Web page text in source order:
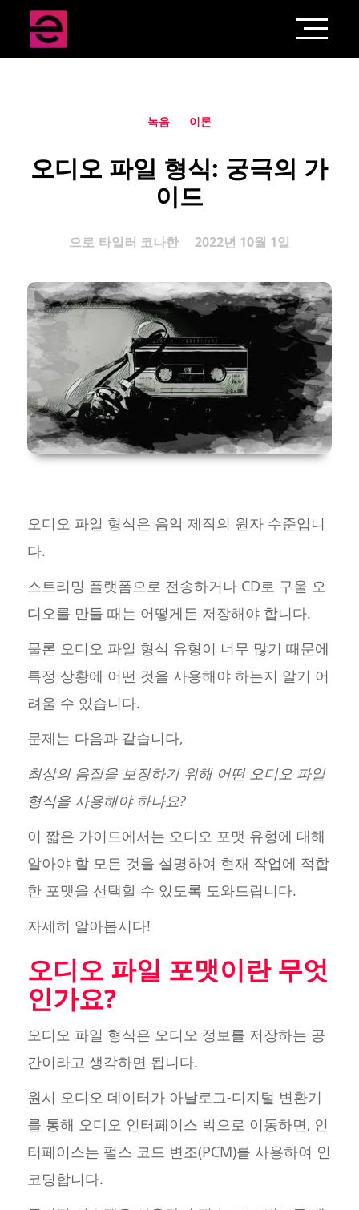
녹음 이론
오디오 파일 형식: 궁극의 가
이드
으로 타일러 코나한 2022년 10월 1일
오디오 파일 형식은 음악 제작의 원자 수준입니
다.
스트리밍 플랫폼으로 전송하거나 CD로 구울 오
디오를 만들 때는 어떻게든 저장해야 합니다.
물론 오디오 파일 형식 유형이 너무 많기 때문에
특정 상황에 어떤 것을 사용해야 하는지 알기 어
려울 수 있습니다.
문제는 다음과 같습니다,
최상의 음질을 보장하기 위해 어떤 오디오 파일
형식을 사용해야 하나요?
이 짧은 가이드에서는 오디오 포맷 유형에 대해
알아야 할 모든 것을 설명하여 현재 작업에 적합
한 포맷을 선택할 수 있도록 도와드립니다.
자세히 알아봅시다!
오디오 파일 포맷이란 무엇
인가요?
오디오 파일 형식은 오디오 정보를 저장하는 공
간이라고 생각하면 됩니다.
원시 오디오 데이터가 아날로그-디지털 변환기
를 통해 오디오 인터페이스 밖으로 이동하면, 인
터페이스는 펄스 코드 변조(PCM)를 사용하여 인
코딩합니다.